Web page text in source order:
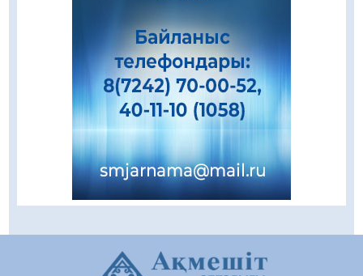
Еңбегі ерлікпен тең мамандық
Даналықтың шырағданы, ой-сананың
шамшырағы
08.08.2026
Кенеге қарсы залалсыздандыру жұмыстары
жүргізілуде
07.08.2026